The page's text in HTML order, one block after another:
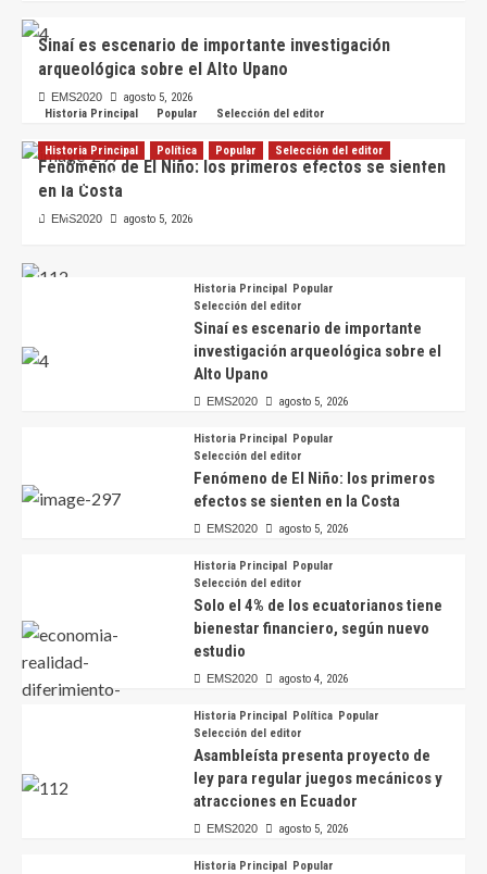
Sinaí es escenario de importante investigación
arqueológica sobre el Alto Upano
EMS2020
agosto 5, 2026
Historia Principal
Popular Selección del editor
Fenómeno de El Niño: los primeros efectos se sienten
en la Costa
EMS2020 agosto 5, 2026
Historia Principal Política Popular Selección del editor
Asambleísta presenta proyecto de ley para regular
Historia Principal Popular
Selección del editor
Sinaí es escenario de importante
investigación arqueológica sobre el
Alto Upano
EMS2020 agosto 5, 2026
Historia Principal Popular
Selección del editor
Fenómeno de El Niño: los primeros
efectos se sienten en la Costa
EMS2020 agosto 5, 2026
Historia Principal Popular
Selección del editor
Solo el 4% de los ecuatorianos tiene
bienestar financiero, según nuevo
estudio
EMS2020 agosto 4, 2026
Historia Principal Política Popular
Selección del editor
Asambleísta presenta proyecto de
ley para regular juegos mecánicos y
atracciones en Ecuador
EMS2020 agosto 5, 2026
Historia Principal Popular